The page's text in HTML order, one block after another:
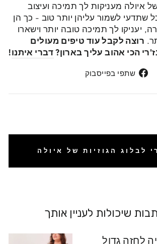
של איולה מעניקות לך תמיכה ועיצוב
שתדעי לשמור עליהן יותר טוב - כך הן
יעניקו לך תמיכה טובה יותר וישארו
רוצה לקבל עוד טיפים מעולים
הכי אהוב עליך בארון?דברי איתנו!
שתפי בפייסבוק
לבלוג הגוזיות של איולה
שיכולות לעניין אותך
לחזה גדול